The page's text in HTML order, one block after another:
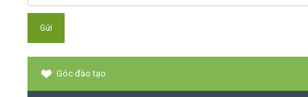
Góc đào tạo